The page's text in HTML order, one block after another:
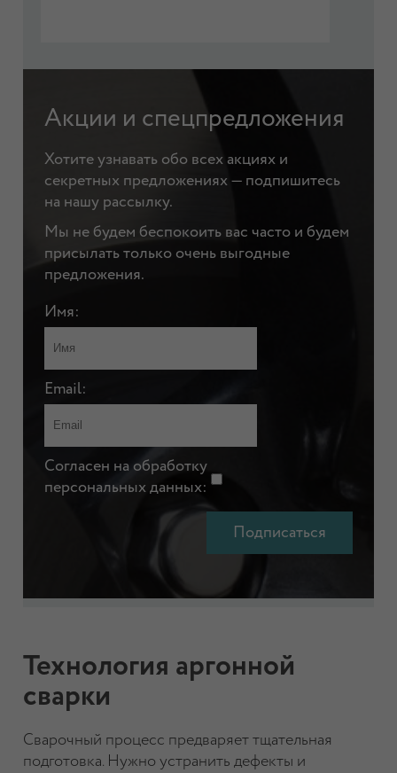
Акции и спецпредложения
Хотите узнавать обо всех акциях и
секретных предложениях — подпишитесь
на нашу рассылку.
Мы не будем беспокоить вас часто и будем
присылать только очень выгодные
предложения.
Имя:
Email:
Согласен на обработку
персональных данных:
Технология аргонной
сварки
Сварочный процесс предваряет тщательная
подготовка. Нужно устранить дефекты и